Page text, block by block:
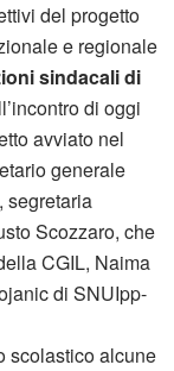
del progetto
e regionale
sindacali di
di oggi
avviato nel
generale
segretaria
Scozzaro, che
CGIL, Naima
di SNUIpp-
scolastico alcune